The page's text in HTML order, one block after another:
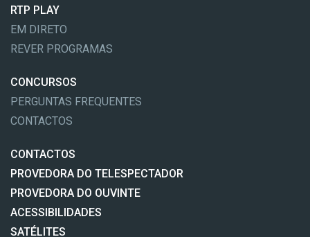
RTP PLAY
EM DIRETO
REVER PROGRAMAS
CONCURSOS
PERGUNTAS FREQUENTES
CONTACTOS
CONTACTOS
PROVEDORA DO TELESPECTADOR
PROVEDORA DO OUVINTE
ACESSIBILIDADES
SATÉLITES